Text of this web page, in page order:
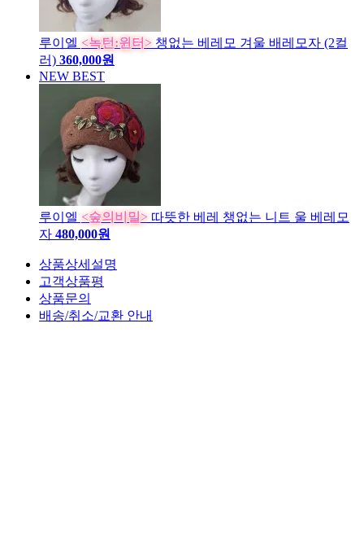
루이엘 <녹턴:윈터> 챙없는 베레모 겨울 배레모자 (2컬
러) 360,000원
NEW BEST
루이엘 <숲의비밀> 따뜻한 베레 챙없는 니트 울 베레모
자 480,000원
상품상세설명
고객상품평
상품문의
배송/취소/교환 안내